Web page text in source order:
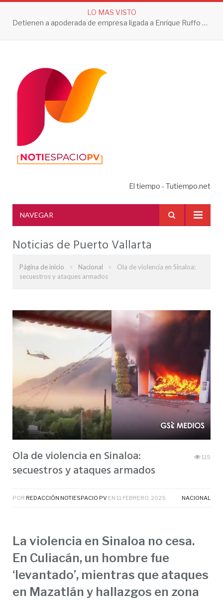
LO MAS VISTO
Detienen a apoderada de empresa ligada a Enrique Ruffo por investigación de Huachicol Fiscal
El tiempo - Tutiempo.net
NAVEGAR
Noticias de Puerto Vallarta
Página de inicio » Nacional »
Ola de violencia en Sinaloa:
secuestros y ataques armados
Ola de violencia en Sinaloa:
secuestros y ataques armados
115
POR REDACCIÓN NOTIESPACIO PV EN 11 FEBRERO, 2025 NACIONAL
La violencia en Sinaloa no cesa.
En Culiacán, un hombre fue
‘levantado’, mientras que ataques
en Mazatlán y hallazgos en zona